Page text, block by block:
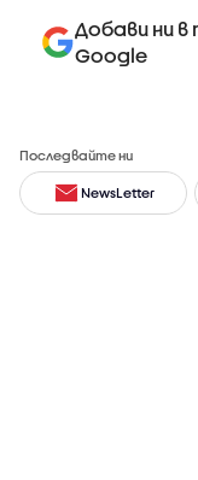
Добави ни в
Google
Последвайте ни
NewsLetter